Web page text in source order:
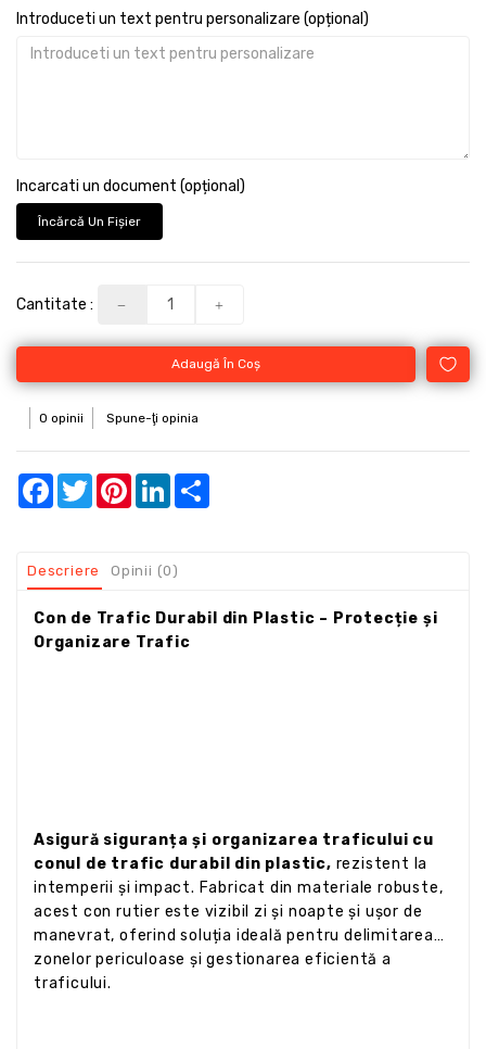
Introduceti un text pentru personalizare (opțional)
Incarcati un document (opțional)
Încărcă Un Fişier
Cantitate :
Adaugă În Coş
0 opinii Spune-ţi opinia
Facebook
TwitterPinterestLinkedIn
Descriere Opinii (0)
Con de Trafic Durabil din Plastic – Protecție și
Organizare Trafic
Asigură siguranța și organizarea traficului cu
conul de trafic durabil din plastic, rezistent la
intemperii și impact. Fabricat din materiale robuste,
acest con rutier este vizibil zi și noapte și ușor de
manevrat, oferind soluția ideală pentru delimitarea
zonelor periculoase și gestionarea eficientă a
traficului.